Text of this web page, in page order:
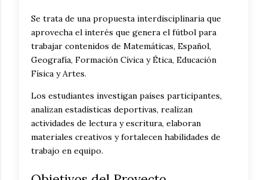
Se trata de una propuesta interdisciplinaria que
aprovecha el interés que genera el fútbol para
trabajar contenidos de Matemáticas, Español,
Geografía, Formación Cívica y Ética, Educación
Física y Artes.
Los estudiantes investigan países participantes,
analizan estadísticas deportivas, realizan
actividades de lectura y escritura, elaboran
materiales creativos y fortalecen habilidades de
trabajo en equipo.